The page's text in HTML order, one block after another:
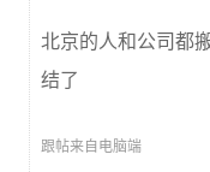
北京的人和公司都
结了
跟帖来自电脑端